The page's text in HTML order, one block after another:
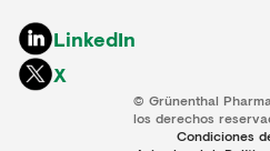
LinkedIn
X
© Grünenthal
los derechos
Condiciones